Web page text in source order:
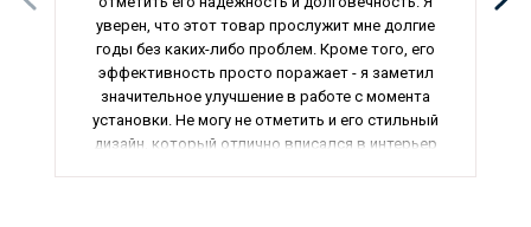
уверен, что этот товар прослужит мне долгие
годы без каких-либо проблем. Кроме того, его
эффективность просто поражает - я заметил
значительное улучшение в работе с момента
установки. Не могу не отметить и его стильный
дизайн, который отлично вписался в интерьер